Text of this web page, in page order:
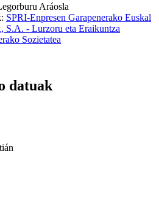
Aráosla
: SPRI-Enpresen Garapenerako Euskal
S.A. - Lurzoru eta Eraikuntza
Sozietatea
datuak